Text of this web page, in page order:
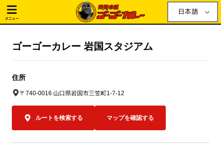
メニュー
日本語
ゴーゴーカレー 岩国スタジアム
住所
〒740-0016 山口県岩国市三笠町1-7-12
ルートを検索する マップを確認する